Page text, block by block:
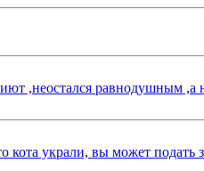
,неостался равнодушным
украли, вы может подать